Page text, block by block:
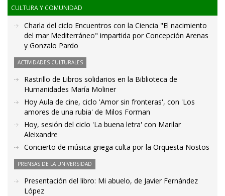
CULTURA Y COMUNIDAD
Charla del ciclo Encuentros con la Ciencia "El nacimiento
del mar Mediterráneo" impartida por Concepción Arenas
y Gonzalo Pardo
ACTIVIDADES CULTURALES
Rastrillo de Libros solidarios en la Biblioteca de
Humanidades María Moliner
Hoy Aula de cine, ciclo 'Amor sin fronteras', con 'Los
amores de una rubia' de Milos Forman
Hoy, sesión del ciclo 'La buena letra' con Marilar
Aleixandre
Concierto de música griega culta por la Orquesta Nostos
PRENSAS DE LA UNIVERSIDAD
Presentación del libro: Mi abuelo, de Javier Fernández
López